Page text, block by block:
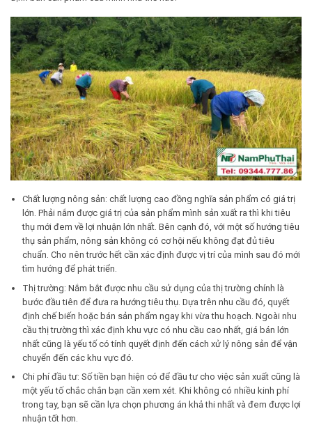
Chất lượng nông sản: chất lượng cao đồng nghĩa sản phẩm có giá trị
lớn. Phải nắm được giá trị của sản phẩm mình sản xuất ra thì khi tiêu
thụ mới đem về lợi nhuận lớn nhất. Bên cạnh đó, với một số hướng tiêu
thụ sản phẩm, nông sản không có cơ hội nếu không đạt đủ tiêu
chuẩn. Cho nên trước hết cần xác định được vị trí của mình sau đó mới
tìm hướng để phát triển.
Thị trường: Nắm bắt được nhu cầu sử dụng của thị trường chính là
bước đầu tiên để đưa ra hướng tiêu thụ. Dựa trên nhu cầu đó, quyết
định chế biến hoặc bán sản phẩm ngay khi vừa thu hoạch. Ngoài nhu
cầu thị trường thì xác định khu vực có nhu cầu cao nhất, giá bán lớn
nhất cũng là yếu tố có tính quyết định đến cách xử lý nông sản để vận
chuyển đến các khu vực đó.
Chi phí đầu tư: Số tiền bạn hiện có để đầu tư cho việc sản xuất cũng là
một yếu tố chắc chắn bạn cần xem xét. Khi không có nhiều kinh phí
trong tay, bạn sẽ cần lựa chọn phương án khả thi nhất và đem được lợi
nhuận tốt hơn.